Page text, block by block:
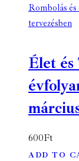
Rombolás és
tervezésben
Élet
600Ft
ADD TO